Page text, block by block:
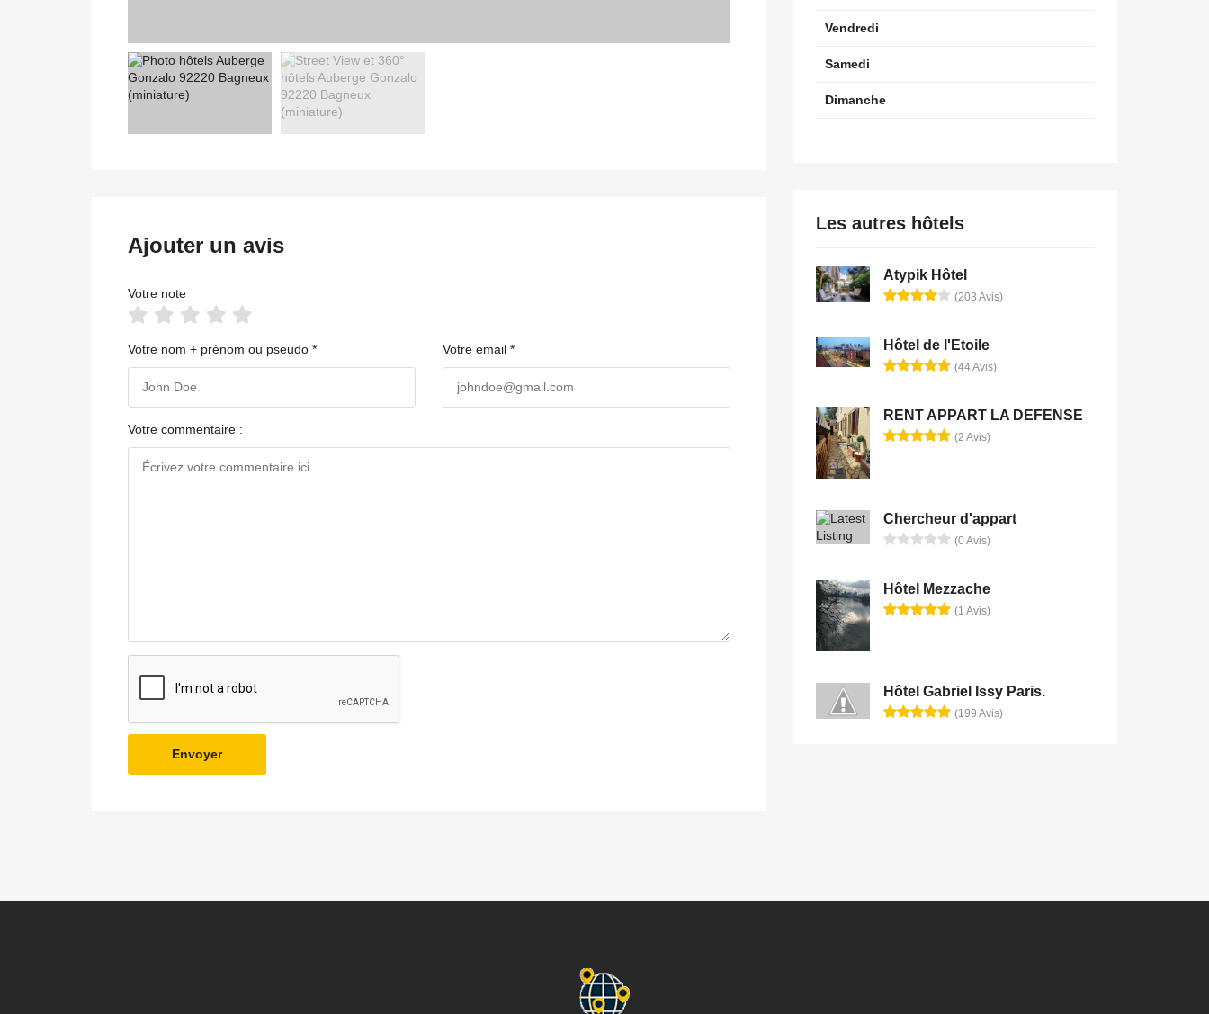
Ajouter un avis
Votre note
Votre nom + prénom ou pseudo * Votre email *
Votre commentaire :
Envoyer
Vendredi
Samedi
Dimanche
Les autres hôtels
Atypik Hôtel
(203 Avis)
Hôtel de l'Etoile
(44 Avis)
RENT APPART LA DEFENSE
(2 Avis)
Chercheur d'appart
(0 Avis)
Hôtel Mezzache
(1 Avis)
Hôtel Gabriel Issy Paris.
(199 Avis)